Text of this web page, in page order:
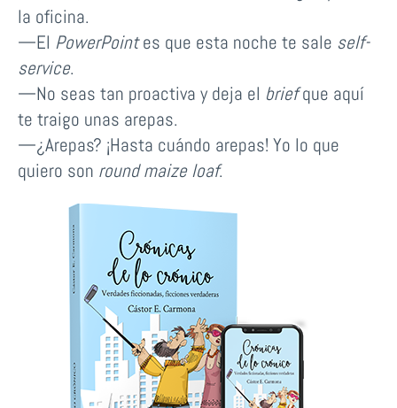
la oficina.
—El PowerPointes que esta noche te sale self-
service.
—No seas tan proactiva y deja el briefque aquí
te traigo unas arepas.
—¿Arepas? ¡Hasta cuándo arepas! Yo lo que
quiero son round maize loaf.